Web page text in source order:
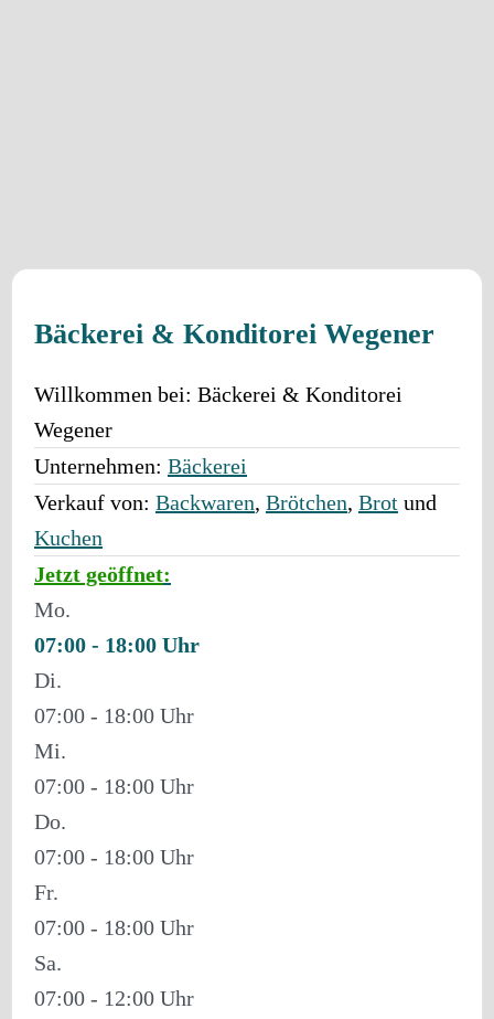
Bäckerei & Konditorei Wegener
Willkommen bei: Bäckerei & Konditorei
Wegener
Unternehmen: Bäckerei
Verkauf von: Backwaren, Brötchen, Brot und
Kuchen
Jetzt geöffnet:
Mo.
07:00 - 18:00
Di.
07:00 - 18:00
Mi.
07:00 - 18:00
Do.
07:00 - 18:00
Fr.
07:00 - 18:00
Sa.
07:00 - 12:00